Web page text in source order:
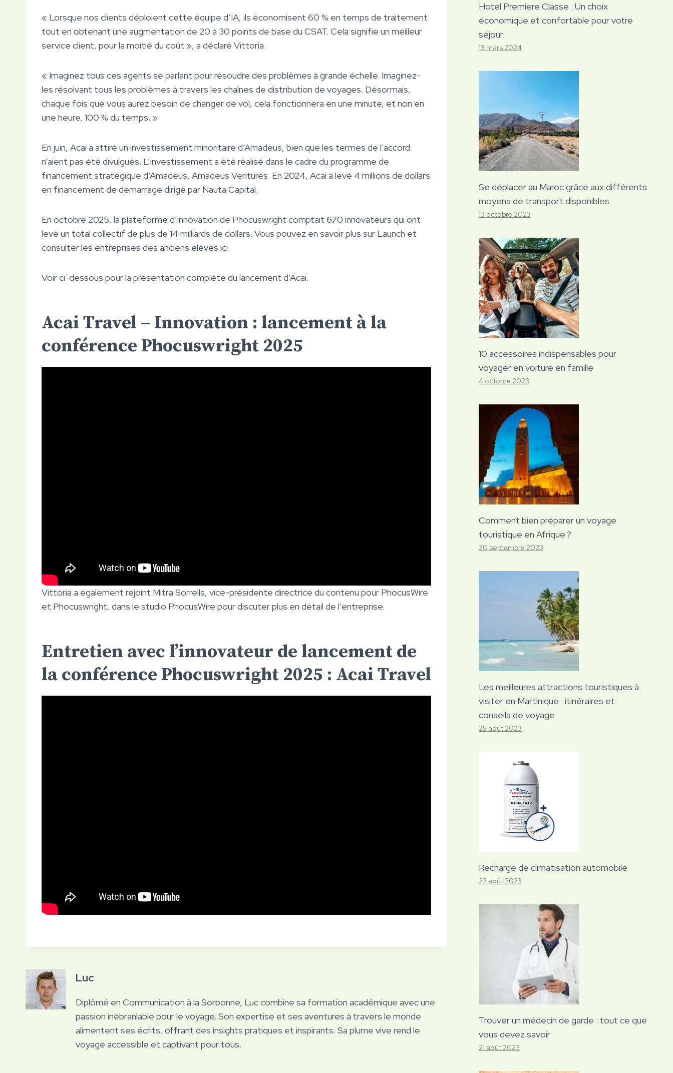
« Lorsque nos clients déploient cette équipe d’IA, ils économisent 60 % en temps de traitement
tout en obtenant une augmentation de 20 à 30 points de base du CSAT. Cela signifie un meilleur
service client, pour la moitié du coût », a déclaré Vittoria.
« Imaginez tous ces agents se parlant pour résoudre des problèmes à grande échelle. Imaginez-
les résolvant tous les problèmes à travers les chaînes de distribution de voyages. Désormais,
chaque fois que vous aurez besoin de changer de vol, cela fonctionnera en une minute, et non en
une heure, 100 % du temps. »
En juin, Acai a attiré un investissement minoritaire d’Amadeus, bien que les termes de l’accord
n’aient pas été divulgués. L’investissement a été réalisé dans le cadre du programme de
financement stratégique d’Amadeus, Amadeus Ventures. En 2024, Acai a levé 4 millions de dollars
en financement de démarrage dirigé par Nauta Capital.
En octobre 2025, la plateforme d’innovation de Phocuswright comptait 670 innovateurs qui ont
levé un total collectif de plus de 14 milliards de dollars. Vous pouvez en savoir plus sur Launch et
consulter les entreprises des anciens élèves ici.
Voir ci-dessous pour la présentation complète du lancement d’Acai.
Acai Travel – Innovation : lancement à la
conférence Phocuswright 2025
Vittoria a également rejoint Mitra Sorrells, vice-présidente directrice du contenu pour PhocusWire
et Phocuswright, dans le studio PhocusWire pour discuter plus en détail de l’entreprise.
Entretien avec l’innovateur de lancement de
la conférence Phocuswright 2025 : Acai Travel
Luc
Diplômé en Communication à la Sorbonne, Luc combine sa formation académique avec une
passion inébranlable pour le voyage. Son expertise et ses aventures à travers le monde
alimentent ses écrits, offrant des insights pratiques et inspirants. Sa plume vive rend le
voyage accessible et captivant pour tous.
Hotel Premiere Classe : Un choix
économique et confortable pour votre
séjour
13 mars 2024
Se déplacer au Maroc grâce aux différents
moyens de transport disponibles
13 octobre 2023
10 accessoires indispensables pour
voyager en voiture en famille
4 octobre 2023
Comment bien préparer un voyage
touristique en Afrique ?
30 septembre 2023
Les meilleures attractions touristiques à
visiter en Martinique : itinéraires et
conseils de voyage
25 août 2023
Recharge de climatisation automobile
22 août 2023
Trouver un médecin de garde : tout ce que
vous devez savoir
21 août 2023